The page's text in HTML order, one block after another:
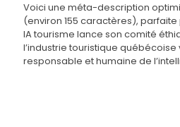
Voici une méta-description
(environ 155 caractères), parfaite
IA tourisme lance son comité
l’industrie touristique
responsable et humaine de